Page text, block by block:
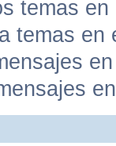
temas
temas en